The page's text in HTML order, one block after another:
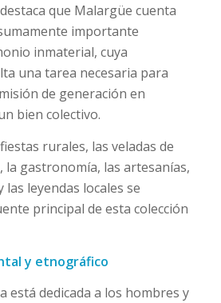
que Malargüe cuenta
importante
inmaterial, cuya
una tarea necesaria para
de generación en
bien colectivo.
rurales, las veladas de
la gastronomía, las artesanías,
leyendas locales se
principal de esta colección
y etnográfico
está dedicada a los hombres y